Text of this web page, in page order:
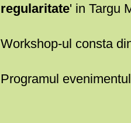
regularitate' in Targu
Workshop-ul consta
Programul